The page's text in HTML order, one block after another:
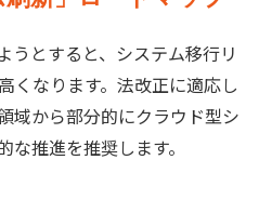
うとすると、システム移行リ
くなります。法改正に適応し
域から部分的にクラウド型シ
推進を推奨します。